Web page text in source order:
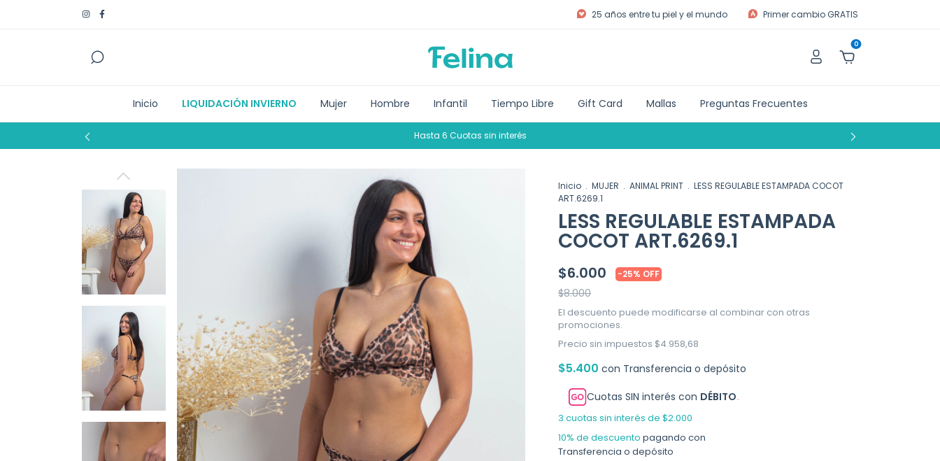
25 años entre tu piel y el mundo Primer cambio GRATIS
0
Inicio LIQUIDACIÓN INVIERNO Mujer Hombre Infantil Tiempo Libre Gift Card Mallas Preguntas Frecuentes
Hasta 6 Cuotas sin interés
Inicio . MUJER . ANIMAL PRINT . LESS REGULABLE ESTAMPADA COCOT
ART.6269.1
LESS REGULABLE ESTAMPADA
COCOT ART.6269.1
$6.000 -25% OFF
$8.000
El descuento puede modificarse al combinar con otras
promociones.
Precio sin impuestos $4.958,68
$5.400 con Transferencia o depósito
Cuotas SIN interés con DÉBITO
3 cuotas sin interés de $2.000
10% de descuento pagando con
Transferencia o depósito